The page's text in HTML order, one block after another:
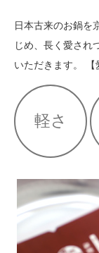
日本古来のお鍋を
じめ、長く愛され
いただきます。 【
軽さ